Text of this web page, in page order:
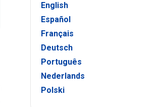
English
Español
Français
Deutsch
Português
Nederlands
Polski